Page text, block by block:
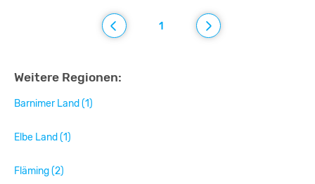
1
Weitere Regionen:
Barnimer Land (1)
Elbe Land (1)
Fläming (2)